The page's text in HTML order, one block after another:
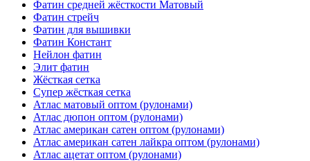
Фатин средней жёсткости Матовый
Фатин стрейч
Фатин для вышивки
Фатин Констант
Нейлон фатин
Элит фатин
Жёсткая сетка
Супер жёсткая сетка
Атлас матовый оптом (рулонами)
Атлас дюпон оптом (рулонами)
Атлас американ сатен оптом (рулонами)
Атлас американ сатен лайкра оптом (рулонами)
Атлас ацетат оптом (рулонами)